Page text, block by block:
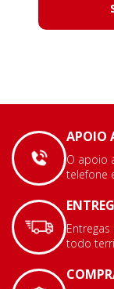
APOIO
O apoio
telefone
todo